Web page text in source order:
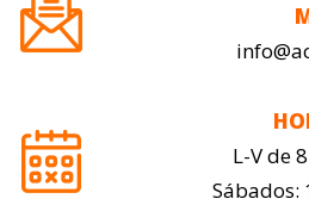
L-V de
Sábados: